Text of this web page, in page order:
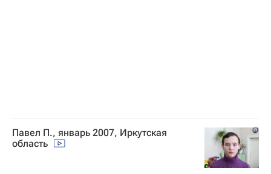
Павел П., январь 2007, Иркутская
область